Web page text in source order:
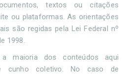
textos ou citações
ou plataformas. As orientações
são regidas pela Lei Federal nº
1998.
maioria dos conteúdos aqui
cunho coletivo. No caso de